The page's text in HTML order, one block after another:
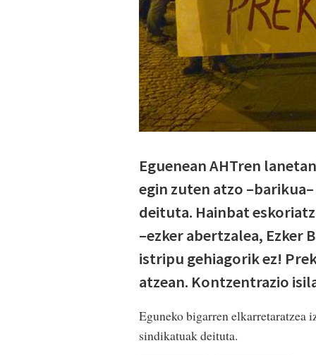
Eguenean AHTren
egin zuten atzo
deituta. Hainbat
–ezker abertzalea, Ezker
istripu gehiagorik ez!
atzean. Kontzentrazio
Eguneko bigarren elkarretaratzea
sindikatuak deituta.